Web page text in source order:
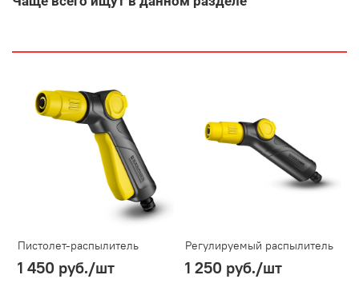
Пистолет-распылитель
1 450 руб./шт
Регулируемый распылитель
1 250 руб./шт